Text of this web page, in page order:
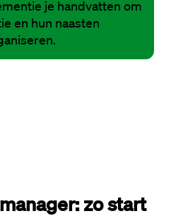
je handvatten om
en hun naasten
zo start